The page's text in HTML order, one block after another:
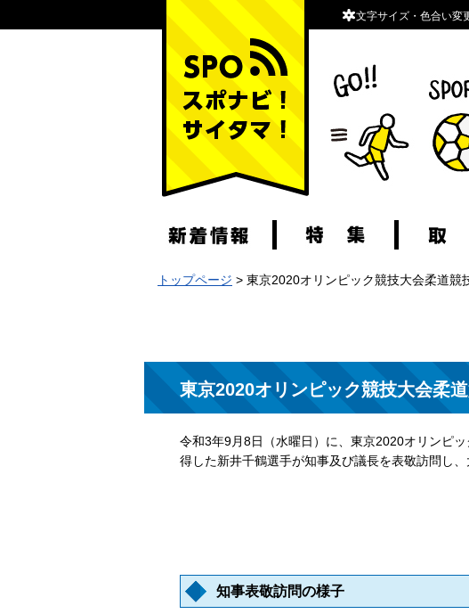
スポナビ！サイタマ！
文字サイズ・色合い変
トップページ > 東京2020オリンピック競技大会柔道競
東京2020オリンピック競技大会柔
令和3年9月8日（水曜日）に、東京2020オリンピ
得した新井千鶴選手が知事及び議長を表敬訪問し、
知事表敬訪問の様子